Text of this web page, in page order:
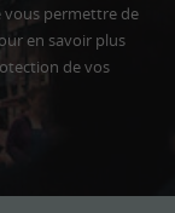
vous permettre de
en savoir plus
de vos